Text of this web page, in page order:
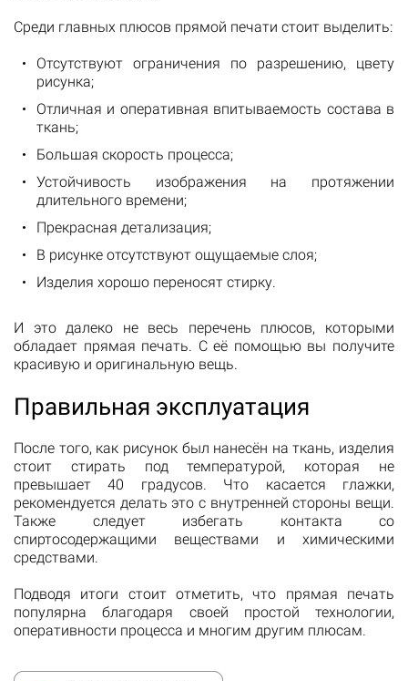
Среди главных плюсов прямой печати стоит выделить:
Отсутствуют ограничения по разрешению, цвету
рисунка;
Отличная и оперативная впитываемость состава в
ткань;
Большая скорость процесса;
Устойчивость изображения на протяжении
длительного времени;
Прекрасная детализация;
В рисунке отсутствуют ощущаемые слоя;
Изделия хорошо переносят стирку.
И это далеко не весь перечень плюсов, которыми
обладает прямая печать. С её помощью вы получите
красивую и оригинальную вещь.
Правильная эксплуатация
После того, как рисунок был нанесён на ткань, изделия
стоит стирать под температурой, которая не
превышает 40 градусов. Что касается глажки,
рекомендуется делать это с внутренней стороны вещи.
Также следует избегать контакта со
спиртосодержащими веществами и химическими
средствами.
Подводя итоги стоит отметить, что прямая печать
популярна благодаря своей простой технологии,
оперативности процесса и многим другим плюсам.